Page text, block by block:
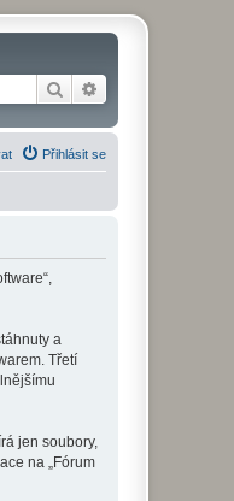
Hledat
Přihlásit se
a
Třetí
jen soubory,
na „Fórum